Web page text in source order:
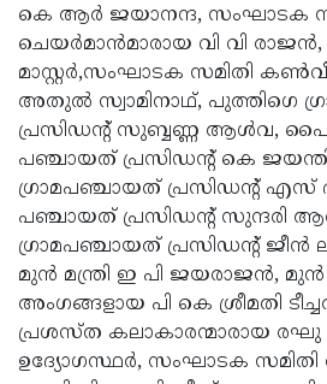
കെ ആര്‍ ജയാനന്ദ, സംഘാടക
ചെയര്‍മാന്‍മാരായ വി വി
മാസ്റ്റര്‍,സംഘാടക സമിതി
അതുല്‍ സ്വാമിനാഥ്, പുത്തിഗെ
പ്രസിഡന്റ് സുബ്ബണ്ണ ആള്‍വ,
പഞ്ചായത് പ്രസിഡന്റ് കെ
ഗ്രാമപഞ്ചായത് പ്രസിഡന്റ് എസ്
പഞ്ചായത് പ്രസിഡന്റ് സുന്ദരി ആര്‍
ഗ്രാമപഞ്ചായത് പ്രസിഡന്റ് ജീന്‍
മുന്‍ മന്ത്രി ഇ പി ജയരാജന്‍, മുന്‍
അംഗങ്ങളായ പി കെ ശ്രീമതി
പ്രശസ്ത കലാകാരന്മാരായ രഘു
ഉദ്യോഗസ്ഥര്‍, സംഘാടക